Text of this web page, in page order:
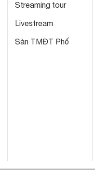
Streaming tour
Livestream
Sàn TMĐT Phố